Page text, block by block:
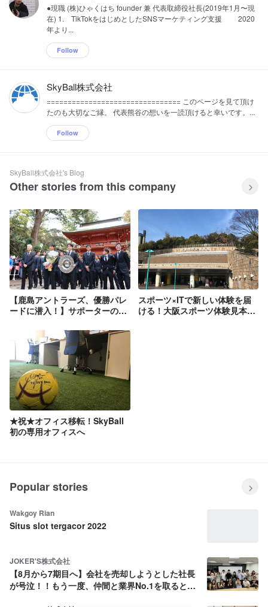
●現職 (株)ひゃくはち founder 兼 代表取締役社長(2019年1月〜現
在) 1. TikTokをはじめとしたSNSマーケティング支援 2020
年より...
Follow
SkyBall株式会社
================================ このページを見て頂け
たのも大切なご縁。 代表熊谷の想いを一読頂けると幸いです。...
Follow
SkyBall株式会社's Blog
Other stories from this company
【鹿島アントラーズ、優勝パレ
ードに潜入！】サポーターの熱
スポーツ×ITで新しい体験を届
ける！大阪スポーツ体験見本市
★祝★オフィス移転！SkyBall
初の専用オフィスへ
Popular stories
Wakgoy Rian
Situs slot tergacor 2022
JOKER'S株式会社
【8月から7期目へ】会社を売却しようとした社長
が号泣！！もう一度、仲間と業界No.1を取ると決